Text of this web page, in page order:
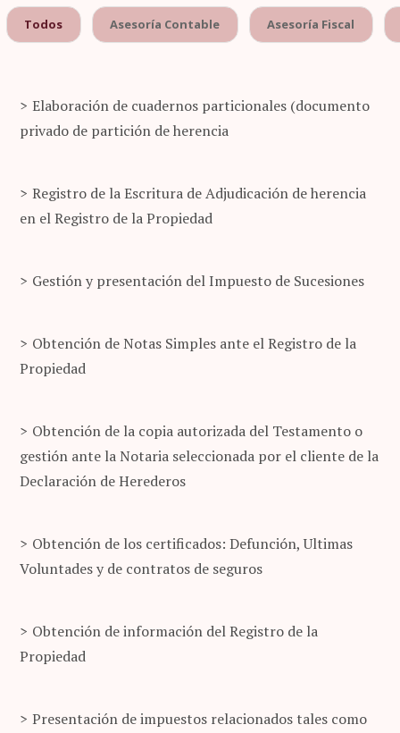
Todos Asesoría Contable Asesoría Fiscal
Elaboración de cuadernos particionales (documento
privado de partición de herencia
Registro de la Escritura de Adjudicación de herencia
en el Registro de la Propiedad
Gestión y presentación del Impuesto de Sucesiones
Obtención de Notas Simples ante el Registro de la
Propiedad
Obtención de la copia autorizada del Testamento o
gestión ante la Notaria seleccionada por el cliente de la
Declaración de Herederos
Obtención de los certificados: Defunción, Ultimas
Voluntades y de contratos de seguros
Obtención de información del Registro de la
Propiedad
Presentación de impuestos relacionados tales como